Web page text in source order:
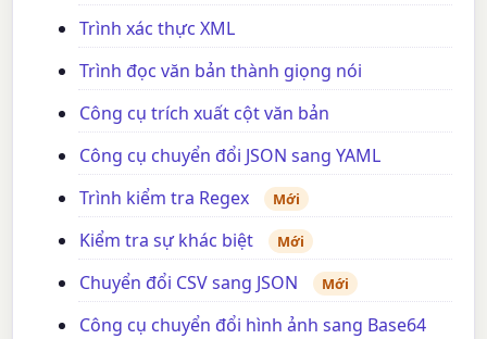
Trình xác thực XML
Trình đọc văn bản thành giọng nói
Công cụ trích xuất cột văn bản
Công cụ chuyển đổi JSON sang YAML
Trình kiểm tra Regex
Mới
Kiểm tra sự khác biệt Mới
Chuyển đổi CSV sang JSON Mới
Công cụ chuyển đổi hình ảnh sang Base64